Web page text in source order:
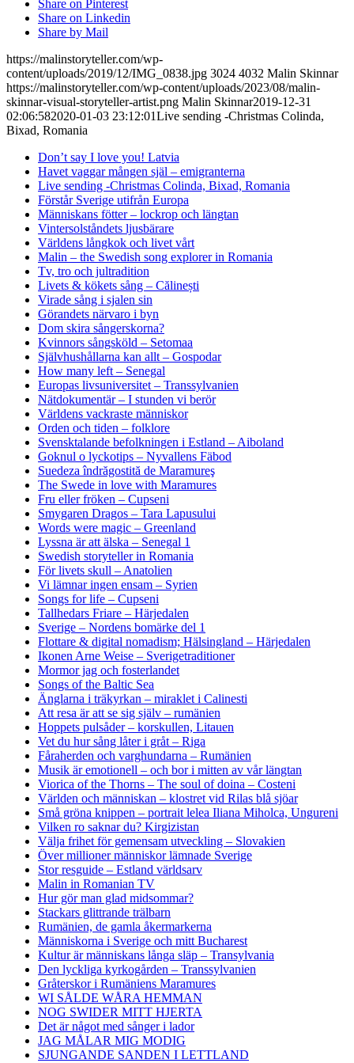
Share on Pinterest
Share on Linkedin
Share by Mail
https://malinstoryteller.com/wp-
content/uploads/2019/12/IMG_0838.jpg 3024 4032 Malin Skinnar
https://malinstoryteller.com/wp-content/uploads/2023/08/malin-
skinnar-visual-storyteller-artist.png Malin Skinnar2019-12-31
02:06:582020-01-03 23:12:01Live sending -Christmas Colinda,
Bixad, Romania
Don’t say I love you! Latvia
Havet vaggar mången själ – emigranterna
Live sending -Christmas Colinda, Bixad, Romania
Förstår Sverige utifrån Europa
Människans fötter – lockrop och längtan
Vintersolståndets ljusbärare
Världens långkok och livet vårt
Malin – the Swedish song explorer in Romania
Tv, tro och jultradition
Livets & kökets sång – Călinești
Virade sång i sjalen sin
Görandets närvaro i byn
Dom skira sångerskorna?
Kvinnors sångsköld – Setomaa
Självhushållarna kan allt – Gospodar
How many left – Senegal
Europas livsuniversitet – Transsylvanien
Nätdokumentär – I stunden vi berör
Världens vackraste människor
Orden och tiden – folklore
Svensktalande befolkningen i Estland – Aiboland
Goknul o lyckotips – Nyvallens Fäbod
Suedeza îndrăgostită de Maramureş
The Swede in love with Maramures
Fru eller fröken – Cupseni
Smygaren Dragos – Tara Lapusului
Words were magic – Greenland
Lyssna är att älska – Senegal 1
Swedish storyteller in Romania
För livets skull – Anatolien
Vi lämnar ingen ensam – Syrien
Songs for life – Cupseni
Tallhedars Friare – Härjedalen
Sverige – Nordens bomärke del 1
Flottare & digital nomadism; Hälsingland – Härjedalen
Ikonen Arne Weise – Sverigetraditioner
Mormor jag och fosterlandet
Songs of the Baltic Sea
Änglarna i träkyrkan – miraklet i Calinesti
Att resa är att se sig själv – rumänien
Hoppets pulsåder – korskullen, Litauen
Vet du hur sång låter i gråt – Riga
Fåraherden och varghundarna – Rumänien
Musik är emotionell – och bor i mitten av vår längtan
Viorica of the Thorns – The soul of doina – Costeni
Världen och människan – klostret vid Rilas blå sjöar
Små gröna knippen – portrait lelea Iliana Miholca, Ungureni
Vilken ro saknar du? Kirgizistan
Välja frihet för gemensam utveckling – Slovakien
Över millioner människor lämnade Sverige
Stor resguide – Estland världsarv
Malin in Romanian TV
Hur gör man glad midsommar?
Stackars glittrande trälbarn
Rumänien, de gamla åkermarkerna
Människorna i Sverige och mitt Bucharest
Kultur är människans långa släp – Transylvania
Den lyckliga kyrkogården – Transsylvanien
Gråterskor i Rumäniens Maramures
WI SÅLDE WÅRA HEMMAN
NOG SWIDER MITT HJERTA
Det är något med sånger i lador
JAG MÅLAR MIG MODIG
SJUNGANDE SANDEN I LETTLAND